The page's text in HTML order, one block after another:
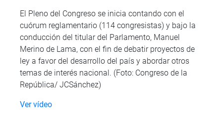
El Pleno del Congreso se inicia contando con el
cuórum reglamentario (114 congresistas) y bajo la
conducción del titular del Parlamento, Manuel
Merino de Lama, con el fin de debatir proyectos de
ley a favor del desarrollo del país y abordar otros
temas de interés nacional. (Foto: Congreso de la
República/ JCSánchez)
Ver vídeo